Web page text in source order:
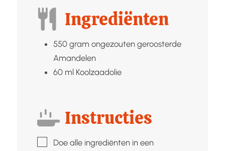
Ingrediënten
550 gram ongezouten geroosterde
Amandelen
60 ml Koolzaadolie
Instructies
▢Doe alle ingrediënten in een